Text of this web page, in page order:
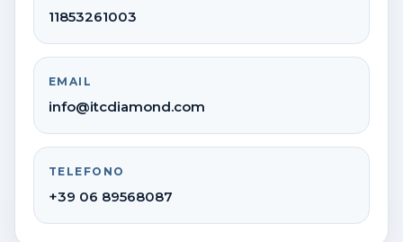
11853261003
EMAIL
info@itcdiamond.com
TELEFONO
+39 06 89568087